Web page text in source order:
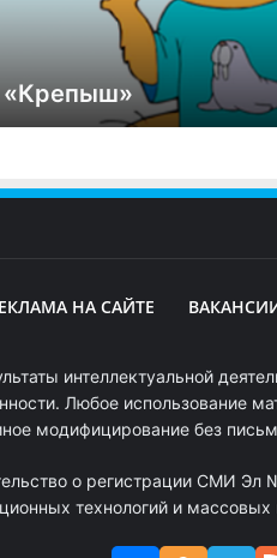
«Крепыш»
НА САЙТЕ
интеллектуальной
Любое
модифицирование без
о регистрации СМИ
технологий и